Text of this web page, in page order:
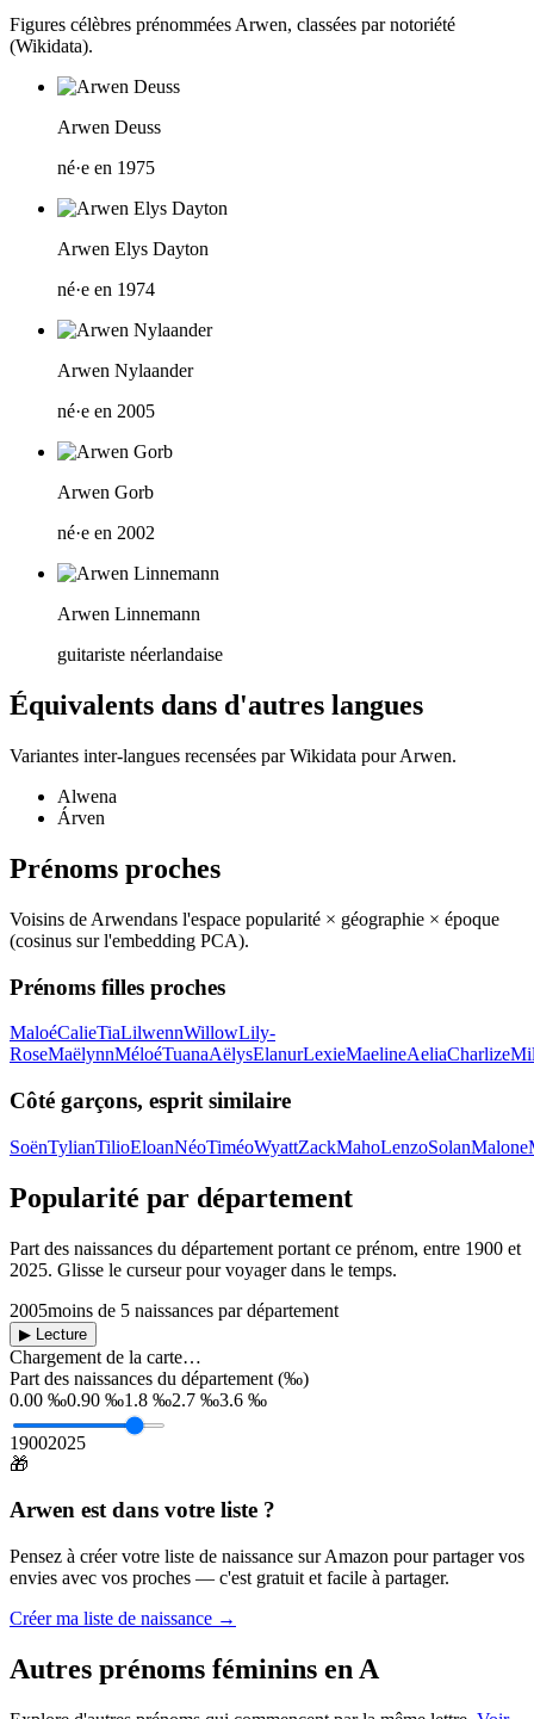
Figures célèbres prénommées Arwen, classées par notoriété
(Wikidata).
Arwen Deuss
né·e en 1975
Arwen Elys Dayton
né·e en 1974
Arwen Nylaander
né·e en 2005
Arwen Gorb
né·e en 2002
Arwen Linnemann
guitariste néerlandaise
Équivalents dans d'autres langues
Variantes inter-langues recensées par Wikidata pourArwen.
Alwena
Árven
Prénoms proches
Voisins de Arwendans l'espace popularité × géographie × époque
(cosinus sur l'embedding PCA).
Prénoms filles proches
MaloéCalieTiaLilwennWillowLily-
RoseMaëlynnMéloéTuanaAëlysElanurLexieMaelineAeliaCharlize
Côté garçons, esprit similaire
SoënTylianTilioEloanNéoTiméoWyattZackMahoLenzoSolanMalone
Popularité par département
Part des naissances du département portant ce prénom, entre 1900 et
2025. Glisse le curseur pour voyager dans le temps.
2005moins de 5 naissances par département
▶ Lecture
Chargement de la carte…
Part des naissances du département (‰)
0.00 ‰0.90 ‰1.8 ‰2.7 ‰3.6 ‰
19002025
🎁
Arwen est dans votre liste ?
Pensez à créer votre liste de naissance sur Amazon pour partager vos
envies avec vos proches — c'est gratuit et facile à partager.
Créer ma liste de naissance →
Autres prénoms féminins en A